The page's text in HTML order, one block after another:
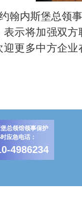
翰内斯堡总领
示将加强双
更多中方企
总领馆领事保护
应急电话：
4986234